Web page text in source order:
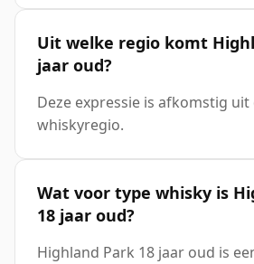
Uit welke regio komt
jaar oud?
Deze expressie is afkomstig uit
whiskyregio.
Wat voor type whisky is
18 jaar oud?
Highland Park 18 jaar oud is